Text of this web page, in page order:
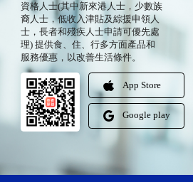
資格人士(其中新來港人士，少數族
裔人士，低收入津貼及綜援申領人
士，長者和殘疾人士申請可優先處
理) 提供食、住、行多方面產品和
服務優惠，以改善生活條件。
App Store
Google play